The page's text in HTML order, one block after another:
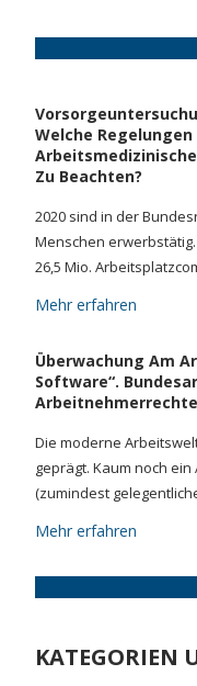
Welche
Zu Beachten?
2020 sind in der
Menschen
26,5 Mio.
Mehr erfahren
Überwachung Am
Software“.
Arbeitnehmerrechte
Die moderne
geprägt. Kaum noch
(zumindest
Mehr erfahren
KATEGORIEN